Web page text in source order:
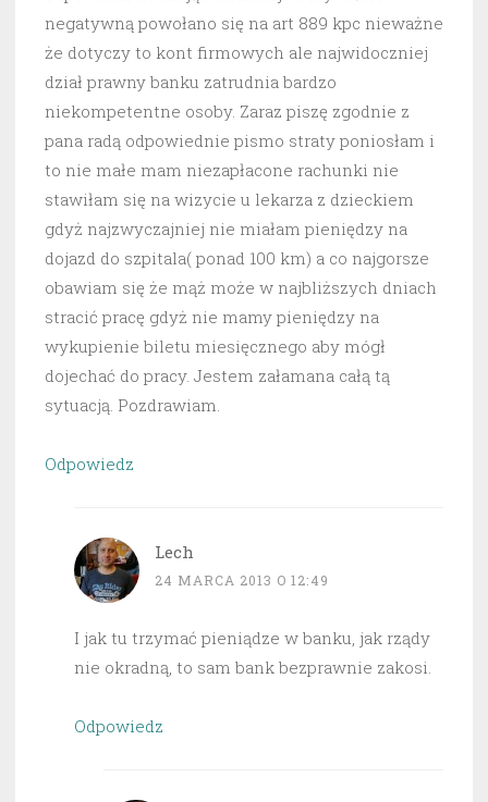
negatywną powołano się na art 889 kpc nieważne
że dotyczy to kont firmowych ale najwidoczniej
dział prawny banku zatrudnia bardzo
niekompetentne osoby. Zaraz piszę zgodnie z
pana radą odpowiednie pismo straty poniosłam i
to nie małe mam niezapłacone rachunki nie
stawiłam się na wizycie u lekarza z dzieckiem
gdyż najzwyczajniej nie miałam pieniędzy na
dojazd do szpitala( ponad 100 km) a co najgorsze
obawiam się że mąż może w najbliższych dniach
stracić pracę gdyż nie mamy pieniędzy na
wykupienie biletu miesięcznego aby mógł
dojechać do pracy. Jestem załamana całą tą
sytuacją. Pozdrawiam.
Odpowiedz
Lech
24 MARCA 2013 O 12:49
I jak tu trzymać pieniądze w banku, jak rządy
nie okradną, to sam bank bezprawnie zakosi.
Odpowiedz